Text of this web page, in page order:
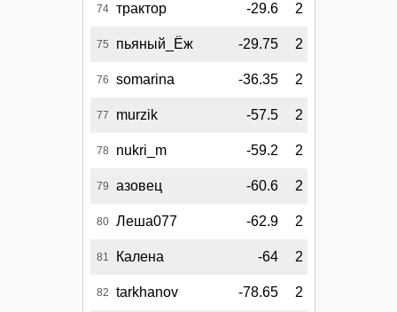
74 трактор -29.6 2
75 пьяный_Ёж -29.75 2
76 somarina -36.35 2
77 murzik -57.5 2
78 nukri_m -59.2 2
79 азовец -60.6 2
80 Леша077 -62.9 2
81 Калена -64 2
82 tarkhanov -78.65 2